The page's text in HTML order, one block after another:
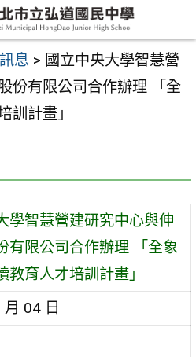
息 > 國立中央大學智慧營
份有限公司合作辦理 「全
訓計畫」
學智慧營建研究中心與伸
有限公司合作辦理 「全象
教育人才培訓計畫」
04 日